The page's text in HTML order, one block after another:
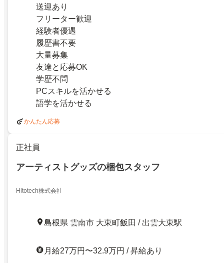
送迎あり
フリーター歓迎
経験者優遇
履歴書不要
大量募集
友達と応募OK
学歴不問
PCスキルを活かせる
語学を活かせる
かんたん応募
正社員
アーティストグッズの梱包スタッフ
Hitotech株式会社
島根県 雲南市 大東町飯田 / 出雲大東駅
月給27万円〜32.9万円 / 昇給あり